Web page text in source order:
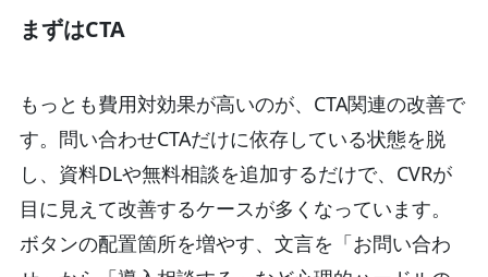
まずはCTA
もっとも費用対効果が高いのが、CTA関連の改善で
す。問い合わせCTAだけに依存している状態を脱
し、資料DLや無料相談を追加するだけで、CVRが
目に見えて改善するケースが多くなっています。
ボタンの配置箇所を増やす、文言を「お問い合わ